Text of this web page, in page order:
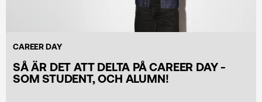
CAREER DAY
SÅ ÄR DET ATT DELTA PÅ CAREER DAY -
SOM STUDENT, OCH ALUMN!